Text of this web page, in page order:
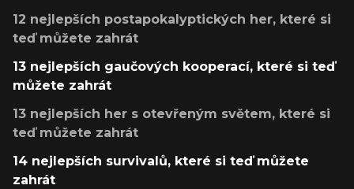
12 nejlepších postapokalyptických her, které si
teď můžete zahrát
13 nejlepších gaučových kooperací, které si teď
můžete zahrát
13 nejlepších her s otevřeným světem, které si
teď můžete zahrát
14 nejlepších survivalů, které si teď můžete
zahrát